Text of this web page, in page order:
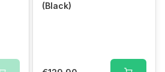
(Black)